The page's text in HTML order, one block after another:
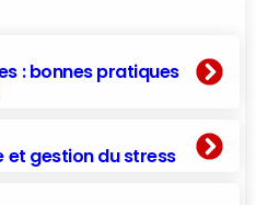
: bonnes pratiques
et gestion du stress